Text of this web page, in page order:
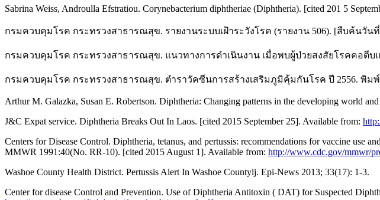
Sabrina Weiss, Androulla Efstratiou. Corynebacterium diphtheriae (Diphtheria). [cited 201 5
กรมควบคุมโรค กระทรวงสาธารณสุข. รายงานระบบเฝ้าระวังโรค (รายงาน 506). [สืบค้นวันที่
กรมควบคุมโรค กระทรวงสาธารณสุข. แนวทางการดำเนินงาน เมื่อพบผู้ป่วยสงสัยโรคคอตี
กรมควบคุมโรค กระทรวงสาธารณสุข. ตำราวัคซีนการสร้างเสริมภูมิคุ้มกันโรค ปี 2556. พิ
Arthur M. Galazka, Susan E. Robertson. Diphtheria: Changing patterns in the developing world
J&C Expat service. Diphtheria Breaks Out In Laos. [cited 2015 September 25]. Available from:
Centers for Disease Control. Diphtheria, tetanus, and pertussis: recommendations for vaccine use
MMWR 1991:40(No. RR-10). [cited 2015 August 1]. Available from: http://www.cdc.gov/mmwr/
Washoe County Health District. Pertussis Alert In Washoe Countylj. Epi-News 2013; 33(17): 1-3.
Center for disease Control and Prevention. Use of Diphtheria Antitoxin ( DAT) for Suspected